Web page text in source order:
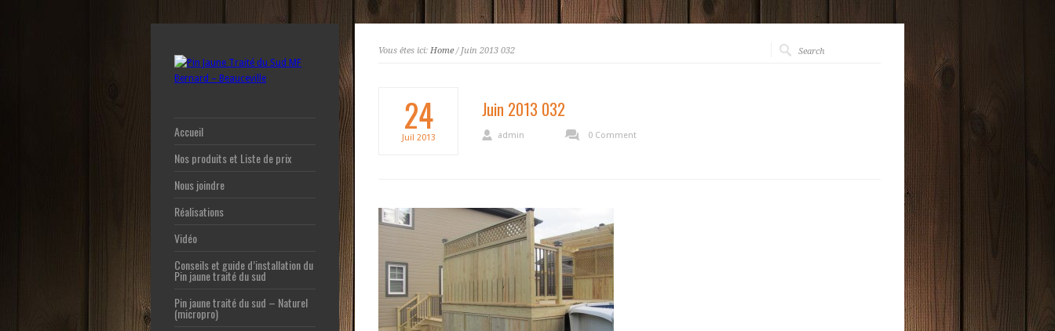
Vous êtes ici: Home/ Juin 2013 032
24
Juil 2013
Juin 2013 032
admin 0 Comment
Accueil
Nos produits et Liste de prix
Nous joindre
Réalisations
Vidéo
Conseils et guide d’installation du
Pin jaune traité du sud
Pin jaune traité du sud – Naturel
(micropro)